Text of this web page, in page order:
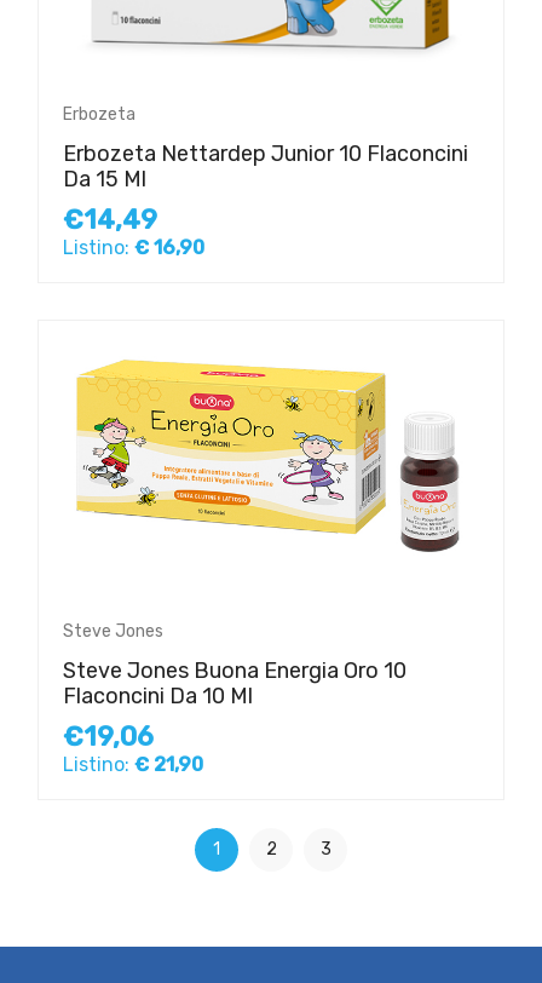
Erbozeta
Erbozeta Nettardep Junior 10 Flaconcini
Da 15 Ml
€14,49
Listino: € 16,90
Steve Jones
Steve Jones Buona Energia Oro 10
Flaconcini Da 10 Ml
€19,06
Listino: € 21,90
1 2 3